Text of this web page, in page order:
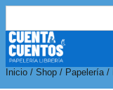
Buscar:
Inicio / Shop / Papelería /